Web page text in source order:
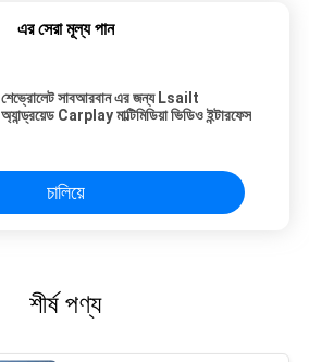
এর সেরা মূল্য পান
শেভ্রোলেট সাবআরবান এর জন্য Lsailt
অ্যান্ড্রয়েড Carplay মাল্টিমিডিয়া ভিডিও ইন্টারফেস
চালিয়ে
শীর্ষ পণ্য